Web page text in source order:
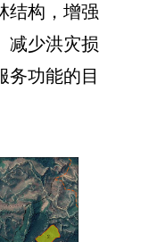
结构，增强
减少洪灾损
务功能的目